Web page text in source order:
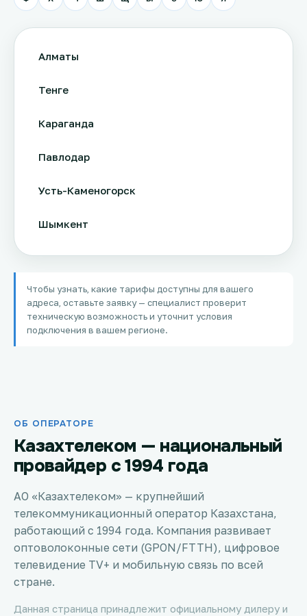
Алматы
Тенге
Караганда
Павлодар
Усть-Каменогорск
Шымкент
Актау
Соколов
Петропавловск
Темиртау
Тараз
Зеленое
Атырау
Чтобы узнать, какие тарифы доступны для вашего
адреса, оставьте заявку — специалист проверит
техническую возможность и уточнит условия
подключения в вашем регионе.
ОБ ОПЕРАТОРЕ
Казахтелеком — национальный
провайдер с 1994 года
АО «Казахтелеком» — крупнейший
телекоммуникационный оператор Казахстана,
работающий с 1994 года. Компания развивает
оптоволоконные сети (GPON/FTTH), цифровое
телевидение TV+ и мобильную связь по всей
стране.
Данная страница принадлежит официальному дилеру и